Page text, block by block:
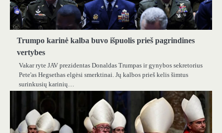
Trumpo karinė kalba buvo išpuolis prieš pagrindines
vertybes
Vakar ryte JAV prezidentas Donaldas Trumpas ir gynybos sekretorius
Pete'as Hegsethas elgėsi smerktinai. Jų kalbos prieš kelis šimtus
surinkusių karinių…